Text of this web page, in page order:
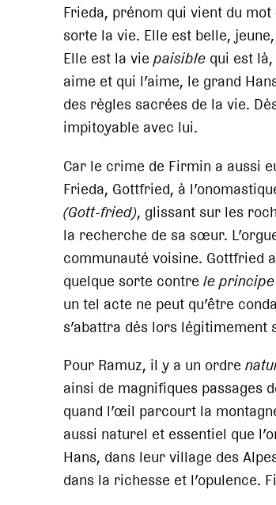
Frieda, prénom qui vient du mot
sorte la vie. Elle est belle,
Elle est la viepaisible qui est
aime et qui l’aime, le grand
des règles sacrées de la vie.
impitoyable avec lui.
Car le crime de Firmin a aussi
Frieda, Gottfried, à
(Gott-fried), glissant sur les
la recherche de sa sœur.
communauté voisine. Gottfried
quelque sorte contre le
un tel acte ne peut qu’être
s’abattra dès lors légitimement
Pour Ramuz, il y a un ordre
ainsi de magnifiques passages
quand l’œil parcourt la
aussi naturel et essentiel que
Hans, dans leur village des
dans la richesse et l’opulence.